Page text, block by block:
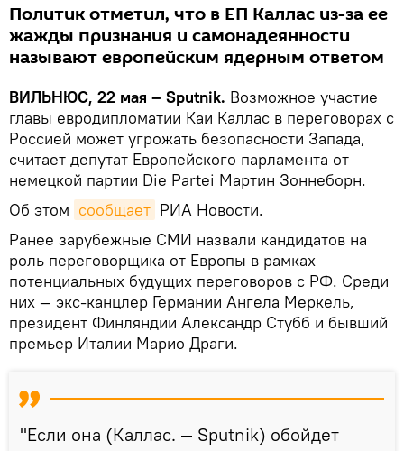
Политик отметил, что в ЕП Каллас из-за ее
жажды признания и самонадеянности
называют европейским ядерным ответом
ВИЛЬНЮС, 22 мая – Sputnik. Возможное участие
главы евродипломатии Каи Каллас в переговорах с
Россией может угрожать безопасности Запада,
считает депутат Европейского парламента от
немецкой партии Die Partei Мартин Зоннеборн.
Об этом сообщает РИА Новости.
Ранее зарубежные СМИ назвали кандидатов на
роль переговорщика от Европы в рамках
потенциальных будущих переговоров с РФ. Среди
них — экс-канцлер Германии Ангела Меркель,
президент Финляндии Александр Стубб и бывший
премьер Италии Марио Драги.
"Если она (Каллас. — Sputnik) обойдет